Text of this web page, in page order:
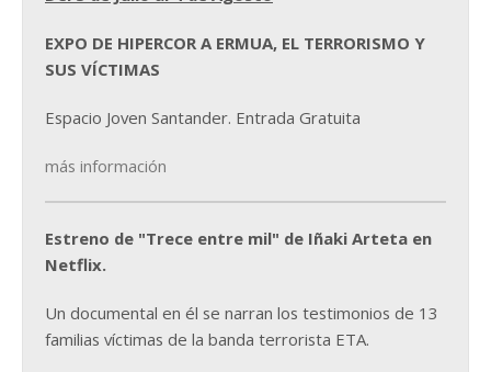
EXPO DE HIPERCOR A ERMUA, EL TERRORISMO Y
SUS VÍCTIMAS
Espacio Joven Santander. Entrada Gratuita
más información
Estreno de "Trece entre mil" de Iñaki Arteta en
Netflix.
Un documental en él se narran los testimonios de 13
familias víctimas de la banda terrorista ETA.